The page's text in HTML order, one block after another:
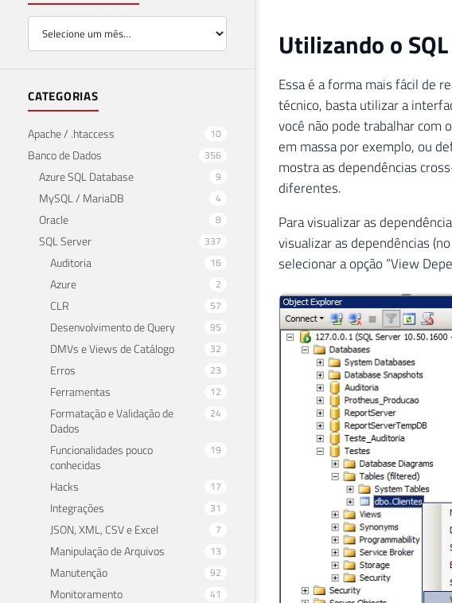
CATEGORIAS
Apache / .htaccess 10
Banco de Dados 356
Azure SQL Database 9
MySQL / MariaDB 4
Oracle 8
SQL Server 337
Auditoria 16
Azure 2
CLR 57
Desenvolvimento de Query 95
DMVs e Views de Catálogo 32
Erros 23
Ferramentas 12
Formatação e Validação de
Dados
24
Funcionalidades pouco
conhecidas
19
Hacks 17
Integrações 31
JSON, XML, CSV e Excel 7
Manipulação de Arquivos 13
Manutenção 92
Monitoramento 41
Utilizando o
Essa é a forma mais fácil de
técnico, basta utilizar a
você não pode trabalhar com
em massa por exemplo, ou
mostra as dependências
diferentes.
Para visualizar as
visualizar as dependências
selecionar a opção “View